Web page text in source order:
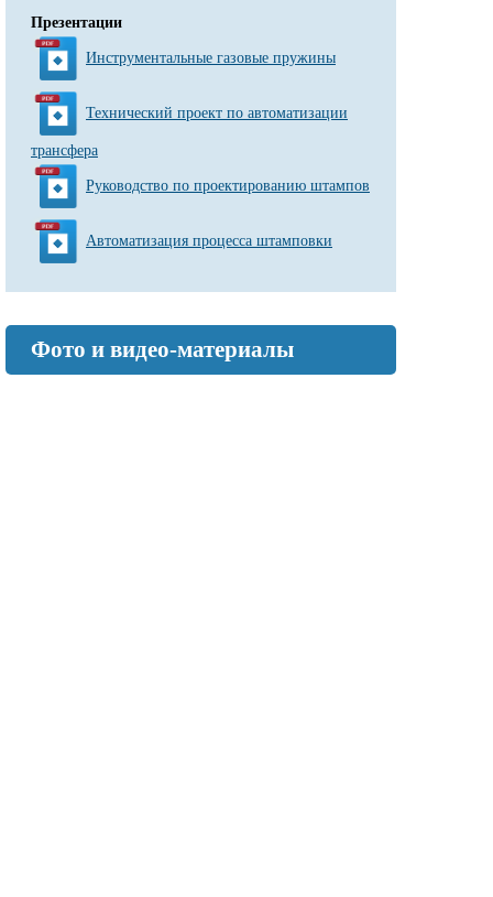
Презентации
Инструментальные газовые пружины
Технический проект по автоматизации
трансфера
Руководство по проектированию штампов
Автоматизация процесса штамповки
Фото и видео-материалы